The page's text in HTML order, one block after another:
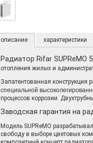
описание характеристики
Радиатор Rifar SUPReMO
отопления жилых и
Запатентованная конструкция
специальной
процессов коррозии.
Заводская гарантия на
Модель SUPReMO
свободу в выборе цветовых